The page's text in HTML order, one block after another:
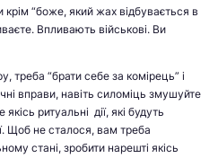
крім “боже, який жах відбувається в
Впливають військові. Ви
треба “брати себе за комірець” і
вправи, навіть силоміць змушуйте
ритуальні дії, які будуть
Щоб не сталося, вам треба
стані, зробити нарешті якісь